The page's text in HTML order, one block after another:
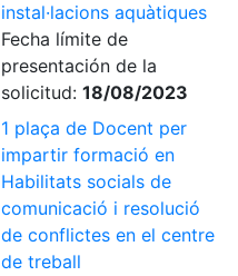
instal·lacions aquàtiques
Fecha límite de
presentación de la
solicitud: 18/08/2023
1 plaça de Docent per
impartir formació en
Habilitats socials de
comunicació i resolució
de conflictes en el centre
de treball